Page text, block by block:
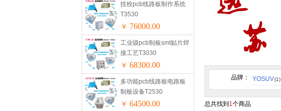
技校pcb线路板制作系统
T3530
￥ 76000.00
工业级pcb制板smt贴片焊
接工艺T3030
￥ 68300.00
多功能pcb线路板电路板
制板设备T2530
￥ 64500.00
品牌： YOSUV(1)
总共找到 1个商品